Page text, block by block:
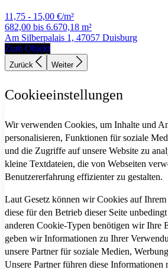
11,75 - 15,00 €/m²
682,00 bis 6.670,18 m²
Am Silberpalais 1, 47057 Duisburg
Zum Objekt
Zurück Weiter
Cookieeinstellungen
Wir verwenden Cookies, um Inhalte und
personalisieren, Funktionen für soziale
und die Zugriffe auf unsere Website zu
kleine Textdateien, die von Webseiten
Benutzererfahrung effizienter zu gestalten.
Laut Gesetz können wir Cookies auf
diese für den Betrieb dieser Seite
anderen Cookie-Typen benötigen wir Ihre
geben wir Informationen zu Ihrer
unsere Partner für soziale Medien,
Unsere Partner führen diese Informationen